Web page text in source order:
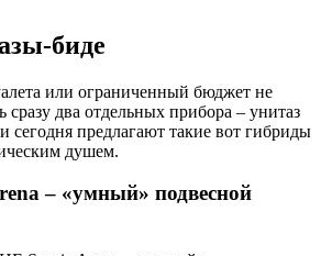
биде
или ограниченный бюджет не
сразу два отдельных прибора – унитаз
сегодня предлагают такие вот гибриды
душем.
– «умный» подвесной